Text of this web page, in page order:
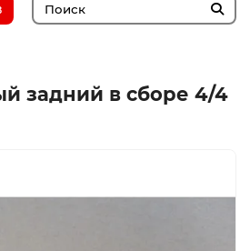
задний в сборе 4/4